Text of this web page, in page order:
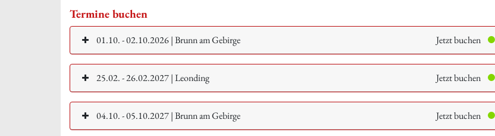
Termine buchen
01.10. - 02.10.2026 | Brunn am Gebirge Jetzt buchen
25.02. - 26.02.2027 | Leonding Jetzt buchen
04.10. - 05.10.2027 | Brunn am Gebirge Jetzt buchen